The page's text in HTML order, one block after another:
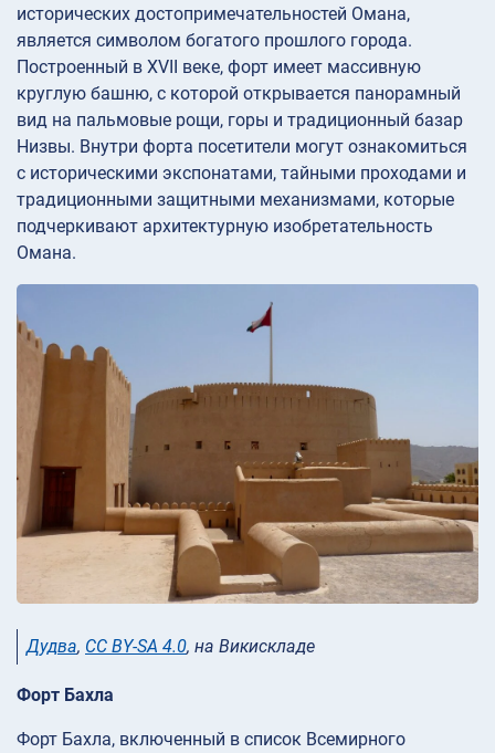
исторических достопримечательностей Омана,
является символом богатого прошлого города.
Построенный в XVII веке, форт имеет массивную
круглую башню, с которой открывается панорамный
вид на пальмовые рощи, горы и традиционный базар
Низвы. Внутри форта посетители могут ознакомиться
с историческими экспонатами, тайными проходами и
традиционными защитными механизмами, которые
подчеркивают архитектурную изобретательность
Омана.
Дудва, CC BY-SA 4.0, на Викискладе
Форт Бахла
Форт Бахла, включенный в список Всемирного